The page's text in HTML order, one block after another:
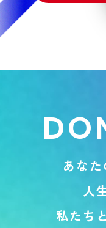
DO
あ な た
人
私た ち と